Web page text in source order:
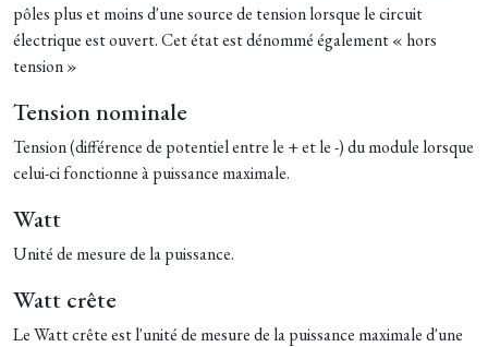
pôles plus et moins d'une source de tension lorsque le circuit
électrique est ouvert. Cet état est dénommé également « hors
tension »
Tension nominale
Tension (différence de potentiel entre le + et le -) du module lorsque
celui-ci fonctionne à puissance maximale.
Watt
Unité de mesure de la puissance.
Watt crête
Le Watt crête est l'unité de mesure de la puissance maximale d'une